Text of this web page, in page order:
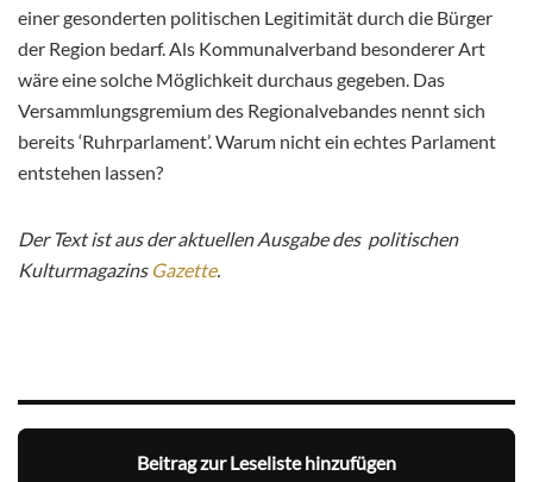
einer gesonderten politischen Legitimität durch die Bürger
der Region bedarf. Als Kommunalverband besonderer Art
wäre eine solche Möglichkeit durchaus gegeben. Das
Versammlungsgremium des Regionalvebandes nennt sich
bereits ‘Ruhrparlament’. Warum nicht ein echtes Parlament
entstehen lassen?
Der Text ist aus der aktuellen Ausgabe des politischen
Kulturmagazins Gazette.
Beitrag zur Leseliste hinzufügen